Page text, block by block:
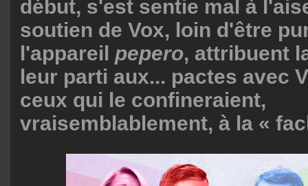
début, s'est sentie mal à
soutien de Vox, loin d'être
l'appareil pepero, attribuent
leur parti aux... pactes avec
ceux qui le confineraient,
vraisemblablement, à la «